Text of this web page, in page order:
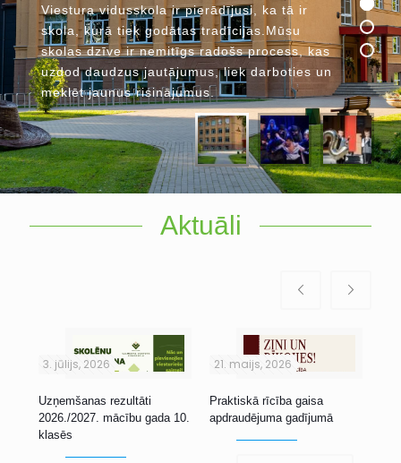
Viestura vidusskola ir pierādījusi ka tā ir
skola , kurā tiek godātas tradīcijas Mūsu
skolas dzīve ir nemitīgs radošs process, kas
uzdod daudzus jautājumus, liek darboties un
meklēt jaunus risinājumus.
Aktuāli
3. jūlijs, 2026
Uzņemšanas rezultāti
2026./2027. mācību gada 10.
klasēs
21. maijs, 2026
Praktiskā rīcība gaisa
apdraudējuma gadījumā